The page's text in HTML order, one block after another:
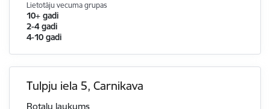
Lietotāju vecuma grupas
10+ gadi
2-4 gadi
4-10 gadi
Tulpju iela 5, Carnikava
Rotaļu laukums